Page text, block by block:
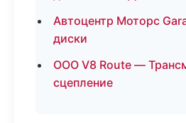
Автоцентр Моторс
диски
ООО V8 Route —
сцепление